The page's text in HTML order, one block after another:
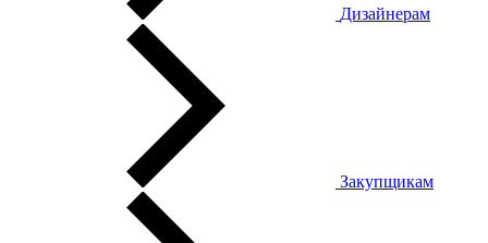
Дизайнерам
Закупщикам